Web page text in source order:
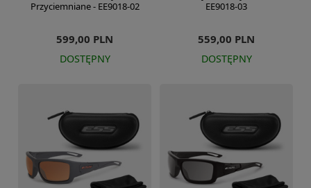
Przyciemniane - EE9018-02
599,00 PLN
DOSTĘPNY
EE9018-03
559,00 PLN
DOSTĘPNY